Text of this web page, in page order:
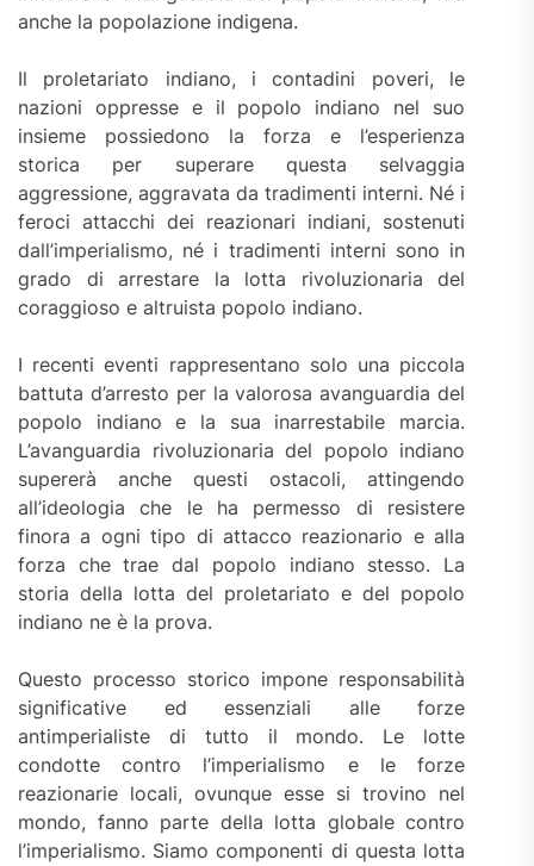
anche la popolazione indigena.
Il proletariato indiano, i contadini poveri, le
nazioni oppresse e il popolo indiano nel suo
insieme possiedono la forza e l’esperienza
storica per superare questa selvaggia
aggressione, aggravata da tradimenti interni. Né i
feroci attacchi dei reazionari indiani, sostenuti
dall’imperialismo, né i tradimenti interni sono in
grado di arrestare la lotta rivoluzionaria del
coraggioso e altruista popolo indiano.
I recenti eventi rappresentano solo una piccola
battuta d’arresto per la valorosa avanguardia del
popolo indiano e la sua inarrestabile marcia.
L’avanguardia rivoluzionaria del popolo indiano
supererà anche questi ostacoli, attingendo
all’ideologia che le ha permesso di resistere
finora a ogni tipo di attacco reazionario e alla
forza che trae dal popolo indiano stesso. La
storia della lotta del proletariato e del popolo
indiano ne è la prova.
Questo processo storico impone responsabilità
significative ed essenziali alle forze
antimperialiste di tutto il mondo. Le lotte
condotte contro l’imperialismo e le forze
reazionarie locali, ovunque esse si trovino nel
mondo, fanno parte della lotta globale contro
l’imperialismo. Siamo componenti di questa lotta